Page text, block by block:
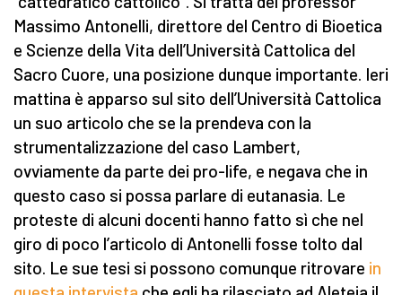
Massimo Antonelli, direttore del Centro di Bioetica
e Scienze della Vita dell’Università Cattolica del
Sacro Cuore, una posizione dunque importante. Ieri
mattina è apparso sul sito dell’Università Cattolica
un suo articolo che se la prendeva con la
strumentalizzazione del caso Lambert,
ovviamente da parte dei pro-life, e negava che in
questo caso si possa parlare di eutanasia. Le
proteste di alcuni docenti hanno fatto sì che nel
giro di poco l’articolo di Antonelli fosse tolto dal
sito. Le sue tesi si possono comunque ritrovare in